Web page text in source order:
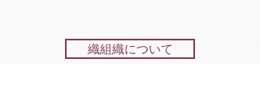
織組織について